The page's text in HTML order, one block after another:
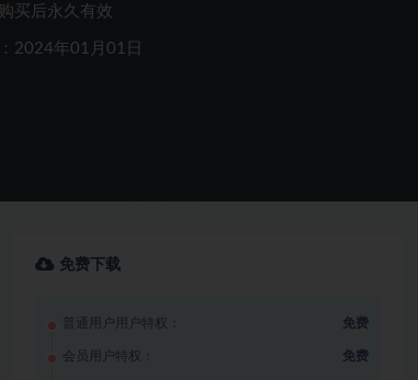
买后永久有效
2024年01月01日
免费下载
普通用户用户特权： 免费
会员用户特权： 免费